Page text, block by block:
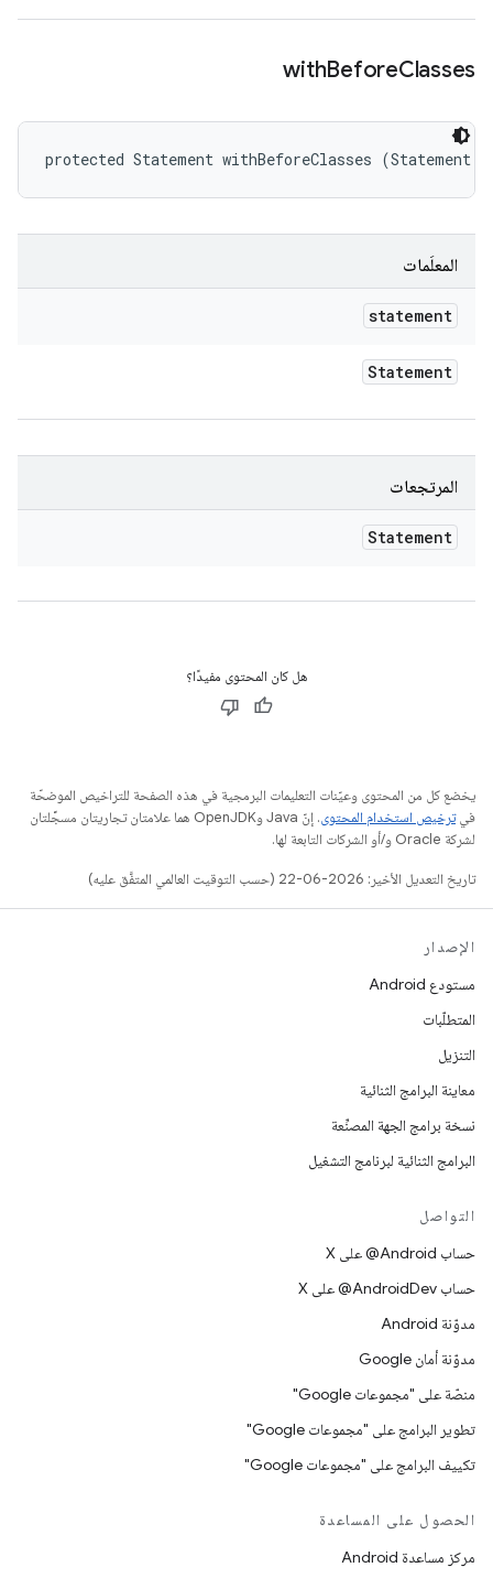
withBeforeClasses
protected Statement withBeforeClasses (Statement
المعلَمات
statement
Statement
المرتجعات
Statement
هل كان المحتوى مفيدًا؟
يخضع كل من المحتوى وعيّنات التعليمات البرمجية في هذه الصفحة للتراخيص الموضحّة
فيترخيص استخدام المحتوى
. إنّ Java وOpenJDK هما علامتان تجاريتان مسجَّلتان
لشركة Oracle و/أو الشركات التابعة لها.
تاريخ التعديل الأخير: 2026-06-22 (حسب التوقيت العالمي المتفَّق عليه)
الإصدار
مستودع Android
المتطلّبات
التنزيل
معاينة البرامج الثنائية
نسخة برامج الجهة المصنِّعة
البرامج الثنائية لبرنامج التشغيل
التواصل
حساب ‎@Android على X
حساب ‎@AndroidDev على X
مدوّنة Android
مدوّنة أمان Google
منصّة على "مجموعات Google"
تطوير البرامج على "مجموعات Google"
تكييف البرامج على "مجموعات Google"
الحصول على المساعدة
مركز مساعدة Android